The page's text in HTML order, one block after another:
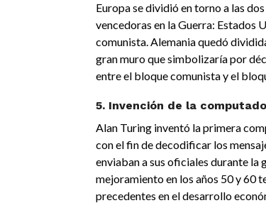
Europa se dividió en torno a las
vencedoras en la Guerra: Estados
comunista. Alemania quedó
gran muro que simbolizaría por
entre el bloque comunista y el
5. Invención de la
Alan Turing inventó la primera
con el fin de decodificar los
enviaban a sus oficiales durante la
mejoramiento en los años 50 y 60
precedentes en el desarrollo